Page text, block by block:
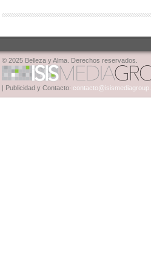
© 2025 Belleza y Alma. Derechos reservados.
| Publicidad y Contacto: